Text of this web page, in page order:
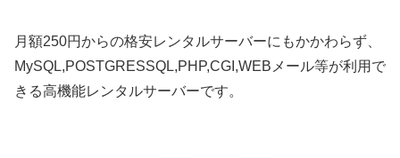
月額250円からの格安レンタルサーバーにもかかわらず、
MySQL,POSTGRESSQL,PHP,CGI,WEBメール等が利用で
きる高機能レンタルサーバーです。